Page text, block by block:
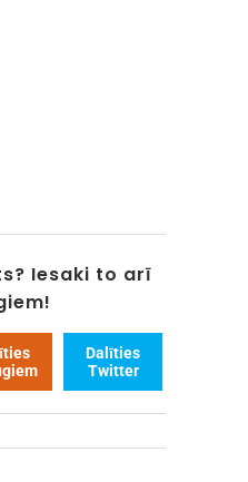
Iesaki to arī
Dalīties
Twitter